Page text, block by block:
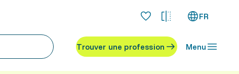
FR
Trouver une profession Menu